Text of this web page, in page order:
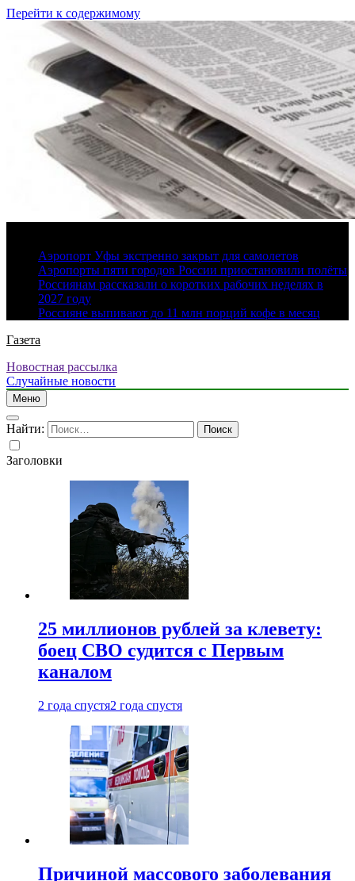
Перейти к содержимому
Аэропорт Уфы экстренно закрыт для самолетов
Аэропорты пяти городов России приостановили полёты
Россиянам рассказали о коротких рабочих неделях в
2027 году
Россияне выпивают до 11 млн порций кофе в месяц
Газета
Новостная рассылка
Случайные новости
Меню
Найти:
Заголовки
25 миллионов рублей за клевету:
боец СВО судится с Первым
каналом
2 года спустя2 года спустя
Причиной массового заболевания